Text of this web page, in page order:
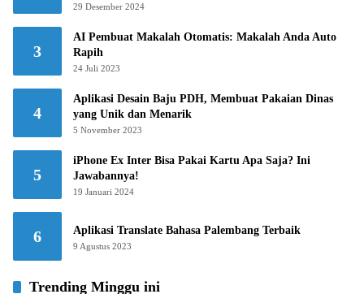
29 Desember 2024
3
AI Pembuat Makalah Otomatis: Makalah Anda Auto
Rapih
24 Juli 2023
4
Aplikasi Desain Baju PDH, Membuat Pakaian Dinas
yang Unik dan Menarik
5 November 2023
5
iPhone Ex Inter Bisa Pakai Kartu Apa Saja? Ini
Jawabannya!
19 Januari 2024
6 Aplikasi Translate Bahasa Palembang Terbaik
9 Agustus 2023
Trending Minggu ini